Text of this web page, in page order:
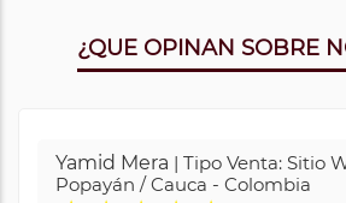
¿QUE OPINAN SOBRE
Yamid Mera | Tipo Venta: Sitio
Popayán / Cauca - Colombia